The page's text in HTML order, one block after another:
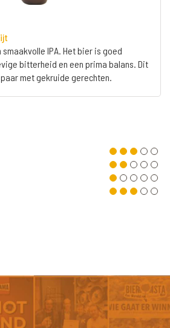
IPA. Het bier is goed
bitterheid en een prima balans. Dit
met gekruide gerechten.